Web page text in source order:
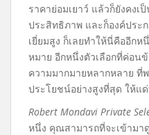
ราคาย่อมเยาว์ แล้วก็ยังคงเ
ประสิทธิภาพ และก็องค์ประ
เยี่ยมสูง ก็เลยทำให้นี่คืออีก
หมาย อีกหนึ่งตัวเลือกที่ค่อน
ความมากมายหลากหลาย ที่
ประโยชน์อย่างสูงที่สุด ให้แ
Robert Mondavi Private
หนึ่ง คุณสามารถที่จะเข้าม